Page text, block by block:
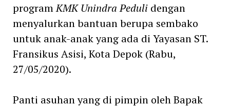
programKMK Unindra Pedulidengan
menyalurkan bantuan berupa sembako
untuk anak-anak yang ada di Yayasan ST.
Fransikus Asisi, Kota Depok (Rabu,
27/05/2020).
Panti asuhan yang di pimpin oleh Bapak